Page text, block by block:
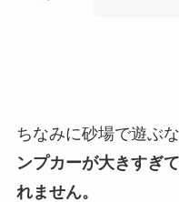
ちなみに砂場で遊ぶ
ンプカーが大きすぎ
れません。